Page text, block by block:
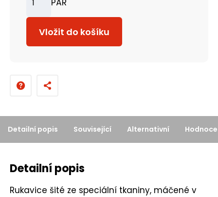
m
n
č
e
t
PÁR
Vložit do košíku
Detailní popis Související Alternativní
Detailní popis
Rukavice šité ze speciální tkaniny, máčené v